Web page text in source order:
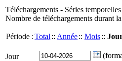
Téléchargements - Séries temporelles
Nombre de téléchargements durant
Période :Total :: Année:: Mois::
Jour